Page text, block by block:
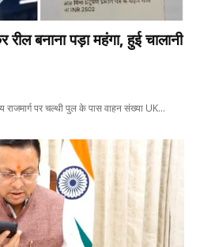
बनाना पड़ा महंगा, हुई चालानी
राजमार्ग पर चल्थी पुल के पास वाहन संख्या UK…